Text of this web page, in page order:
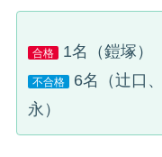
合格 1名（鎧塚）
不合格
6名（辻口
永）